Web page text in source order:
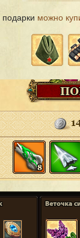
подарки можно